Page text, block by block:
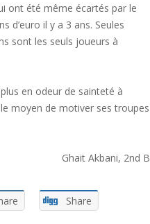
ont été même écartés par le
d’euro il y a 3 ans. Seules
sont les seuls joueurs à
en odeur de sainteté à
moyen de motiver ses troupes
Ghait Akbani, 2nd B
Share